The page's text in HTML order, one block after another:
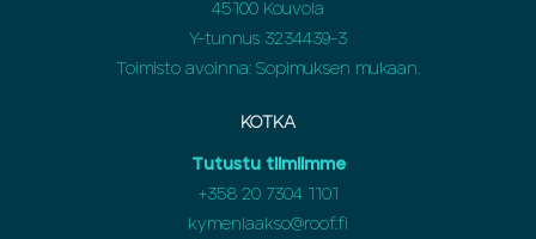
45100 Kouvola
Y-tunnus 3234439-3
Toimisto avoinna: Sopimuksen mukaan.
KOTKA
Tutustu tiimiimme
+358 20 7304 1101
kymenlaakso@roof.fi